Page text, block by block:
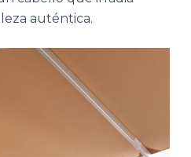
auténtica.